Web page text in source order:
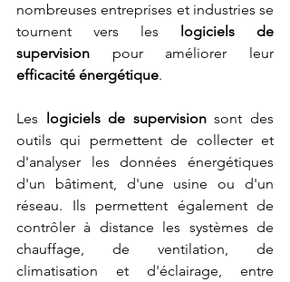
nombreuses entreprises et industries se
tournent vers les logiciels de
supervision
efficacité énergétique.
Les logiciels de supervision sont des
outils qui permettent de collecter et
d'analyser les données énergétiques
d'un bâtiment, d'une usine ou d'un
réseau. Ils permettent également de
contrôler à distance les systèmes de
chauffage, de ventilation, de
climatisation et d'éclairage, entre